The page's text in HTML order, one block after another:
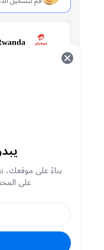
Rwanda
تحتاج الى شراء منتجات
الدفع هذة
(خياري)
استخدم كود الخصم
مطلوب تسجيل الدخول
ادخل معلوماتك
يبدو
بناءً على موقعك،
على المحتوى